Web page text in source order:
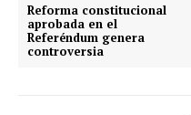
Reforma constitucional
aprobada en el
Referéndum genera
controversia